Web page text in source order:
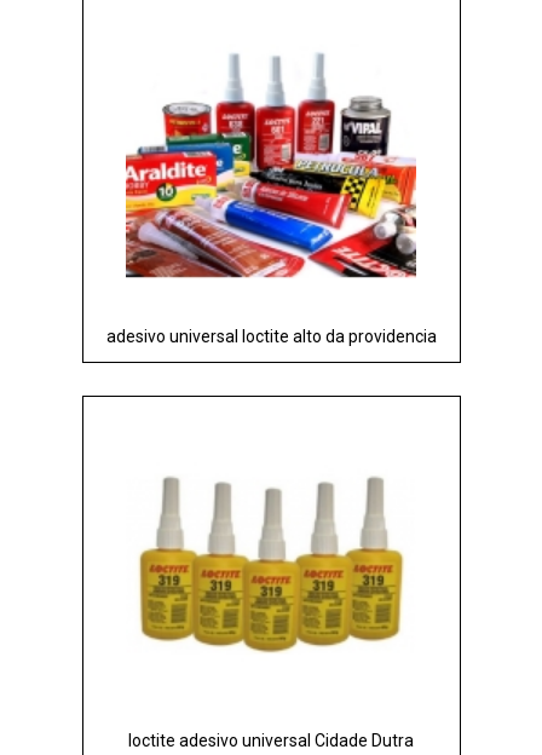
adesivo universal loctite alto da providencia
loctite adesivo universal Cidade Dutra